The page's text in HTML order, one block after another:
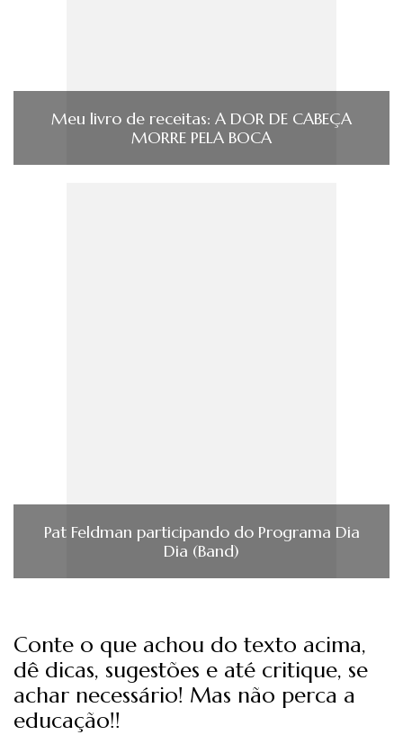
Meu livro de receitas: A DOR DE CABEÇA
MORRE PELA BOCA
Pat Feldman participando do Programa Dia
Dia (Band)
Conte o que achou do texto acima,
dê dicas, sugestões e até critique, se
achar necessário! Mas não perca a
educação!!